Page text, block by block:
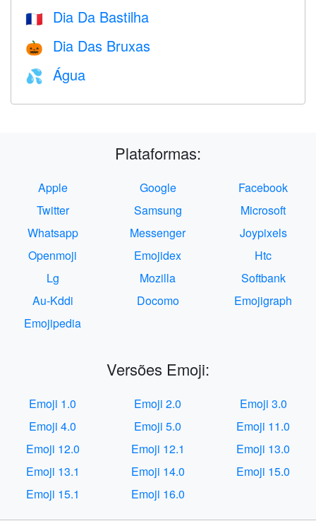
🇫🇷 Dia Da Bastilha
🎃 Dia Das Bruxas
💦 Água
Plataformas:
Apple Google
Facebook
Twitter
Samsung
Microsoft
Whatsapp
Messenger
Joypixels
Openmoji
Emojidex
Htc
Lg
Mozilla
Softbank
Au-Kddi
Docomo
Emojigraph
Emojipedia
Versões Emoji:
Emoji 1.0 Emoji 2.0
Emoji 3.0
Emoji 4.0
Emoji 5.0
Emoji 11.0
Emoji 12.0
Emoji 12.1
Emoji 13.0
Emoji 13.1
Emoji 14.0
Emoji 15.0
Emoji 15.1
Emoji 16.0